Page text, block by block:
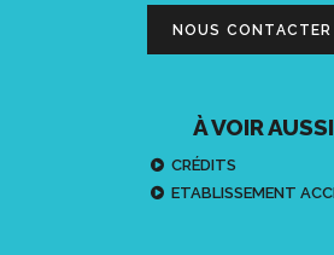
NOUS CONTACTER
À VOIR
CRÉDITS
ETABLISSEMENT